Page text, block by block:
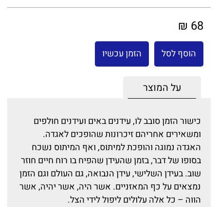
68 ₪
הוסף לסל הזמן עכשיו
על המוצר
כישור הזמן סובב לו, עידנים באים ועידנים חולפים
ומשאירים אחריהם זיכרונות שהופכים לאגדה.
האגדה נמוגה והופכת למיתוס, ואף המיתוס נשכח
בסופו של דבר, בזמן שהעידן שהפיח בו רוח חיים חוזר
שוב. בעידן השלישי, עידן הנבואה, גם העולם וגם הזמן
נמצאים על כף המאזניים. אשר היה, אשר יהיה, אשר
הווה – כל אלה עלולים ליפול לידי הצל.